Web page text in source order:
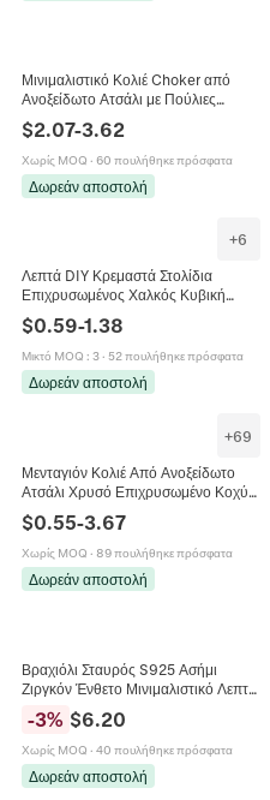
Μινιμαλιστικό Κολιέ Choker από
Ανοξείδωτο Ατσάλι με Πούλιες
14K Ροζ Χρυσό Ασημί Λεπτή
Αλυσίδα Κοσμήματα
$2.07-3.62
Χωρίς MOQ · 60 πουλήθηκε πρόσφατα
Δωρεάν αποστολή
+6
Λεπτά DIY Κρεμαστά Στολίδια
Επιχρυσωμένος Χαλκός Κυβική
Ζιρκονία Κατασκευή Κοσμημάτων
Κολιέ Βραχιόλι Κουνέλι Αστέρι
Σχήματα
$0.59-1.38
Μικτό MOQ : 3· 52 πουλήθηκε πρόσφατα
Δωρεάν αποστολή
+69
Μενταγιόν Κολιέ Από Ανοξείδωτο
Ατσάλι Χρυσό Επιχρυσωμένο Κοχύλι
Τεχνητό Μαργαριτάρι Ζιργκόν Κομψά
Κοσμήματα Για Γυναίκες
$0.55-3.67
Χωρίς MOQ · 89 πουλήθηκε πρόσφατα
Δωρεάν αποστολή
Βραχιόλι Σταυρός S925 Ασήμι
Ζιργκόν Ένθετο Μινιμαλιστικό Λεπτή
Γυναίκες Δώρο
-3% $6.20
Χωρίς MOQ · 40 πουλήθηκε πρόσφατα
Δωρεάν αποστολή